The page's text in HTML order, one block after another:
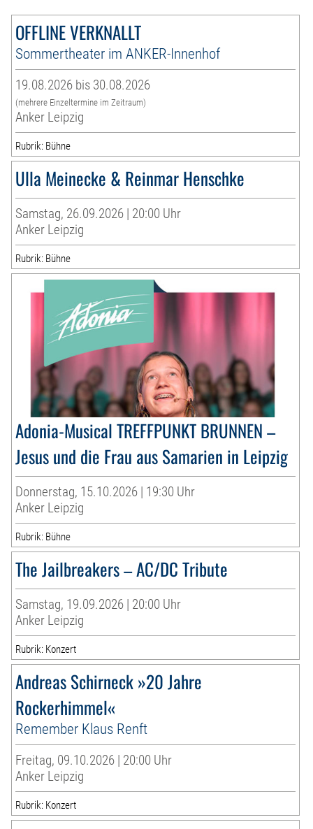
OFFLINE VERKNALLT
Sommertheater im ANKER-Innenhof
19.08.2026 bis 30.08.2026
(mehrere Einzeltermine im Zeitraum)
Anker Leipzig
Rubrik: Bühne
Ulla Meinecke & Reinmar Henschke
Samstag, 26.09.2026 | 20:00 Uhr
Anker Leipzig
Rubrik: Bühne
Adonia-Musical TREFFPUNKT BRUNNEN –
Jesus und die Frau aus Samarien in Leipzig
Donnerstag, 15.10.2026 | 19:30 Uhr
Anker Leipzig
Rubrik: Bühne
The Jailbreakers – AC/DC Tribute
Samstag, 19.09.2026 | 20:00 Uhr
Anker Leipzig
Rubrik: Konzert
Andreas Schirneck »20 Jahre
Rockerhimmel«
Remember Klaus Renft
Freitag, 09.10.2026 | 20:00 Uhr
Anker Leipzig
Rubrik: Konzert